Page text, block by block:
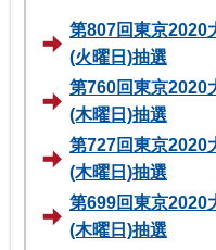
第807回東京2020
(火曜日)抽選
第760回東京2020
(木曜日)抽選
第727回東京2020
(木曜日)抽選
第699回東京2020
(木曜日)抽選